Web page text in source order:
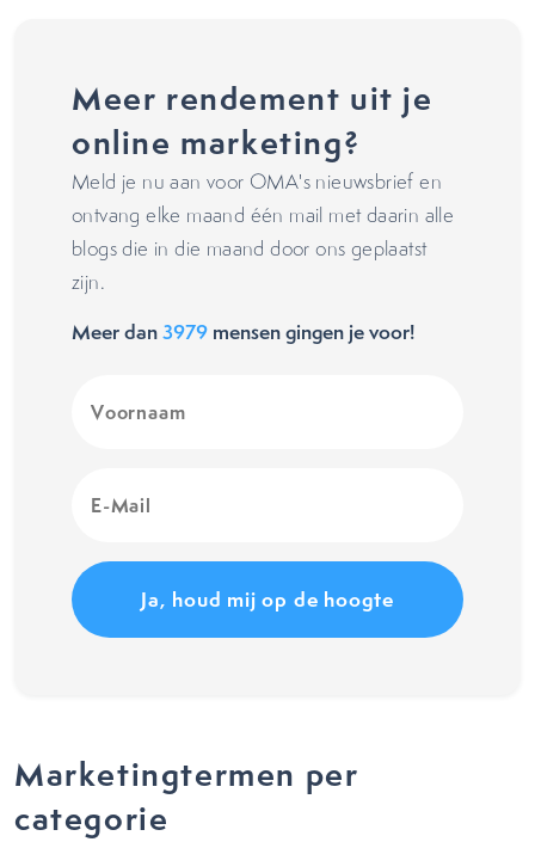
Meer rendement uit je
online marketing?
Meld je nu aan voor OMA's nieuwsbrief en
ontvang elke maand één mail met daarin alle
blogs die in die maand door ons geplaatst
zijn.
Meer dan3979 mensen gingen je voor!
(Vereist)
Mail
Marketingtermen per
categorie